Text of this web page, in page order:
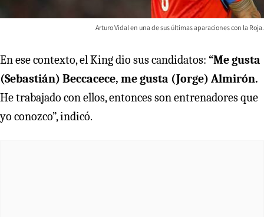
Arturo Vidal en una de sus últimas aparaciones con la Roja.
En ese contexto, el King dio sus candidatos: “Me gusta
(Sebastián) Beccacece, me gusta (Jorge) Almirón.
He trabajado con ellos, entonces son entrenadores que
yo conozco”, indicó.